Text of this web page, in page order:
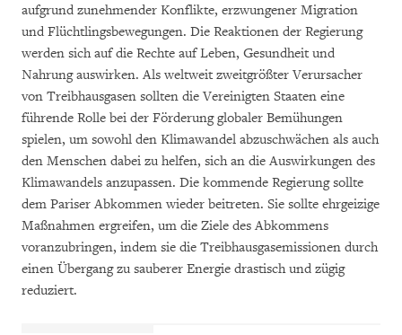
aufgrund zunehmender Konflikte, erzwungener Migration
und Flüchtlingsbewegungen. Die Reaktionen der Regierung
werden sich auf die Rechte auf Leben, Gesundheit und
Nahrung auswirken. Als weltweit zweitgrößter Verursacher
von Treibhausgasen sollten die Vereinigten Staaten eine
führende Rolle bei der Förderung globaler Bemühungen
spielen, um sowohl den Klimawandel abzuschwächen als auch
den Menschen dabei zu helfen, sich an die Auswirkungen des
Klimawandels anzupassen. Die kommende Regierung sollte
dem Pariser Abkommen wieder beitreten. Sie sollte ehrgeizige
Maßnahmen ergreifen, um die Ziele des Abkommens
voranzubringen, indem sie die Treibhausgasemissionen durch
einen Übergang zu sauberer Energie drastisch und zügig
reduziert.